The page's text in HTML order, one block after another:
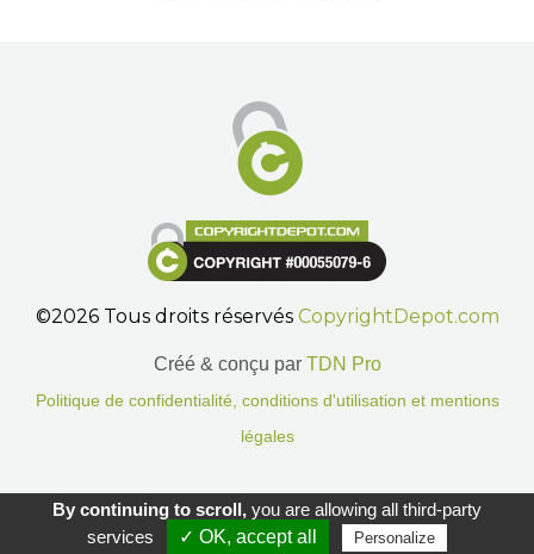
©2026 Tous droits réservés CopyrightDepot.com
Créé & conçu par TDN Pro
Politique de confidentialité, conditions d'utilisation et mentions
légales
Gestion des cookies.
By continuing to scroll,you are allowing all third-party
services
✓ OK, accept all Personalize